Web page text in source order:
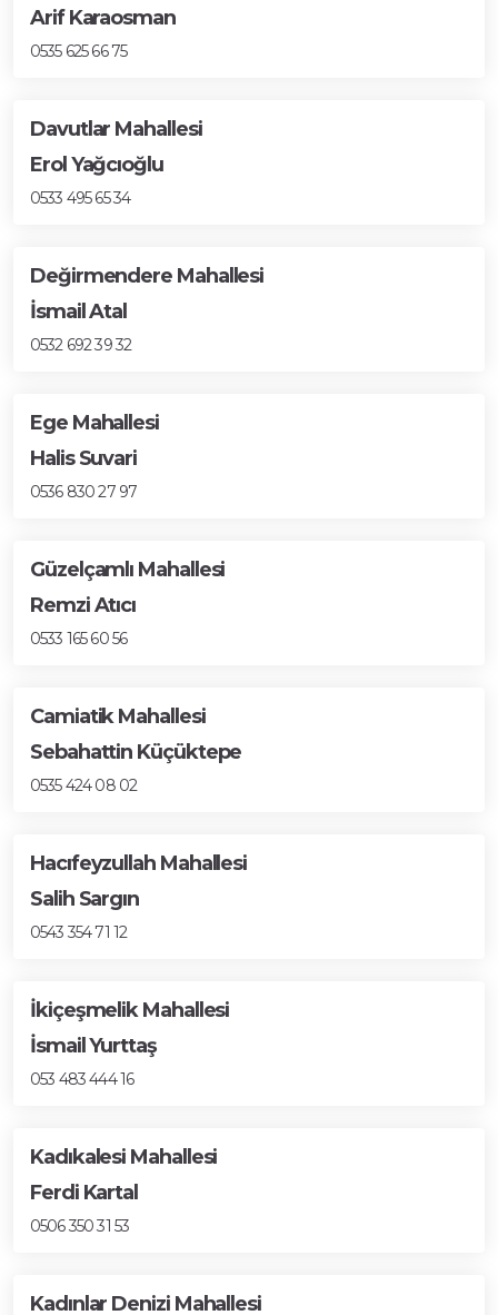
Arif Karaosman
0535 625 66 75
Davutlar Mahallesi
Erol Yağcıoğlu
0533 495 65 34
Değirmendere Mahallesi
İsmail Atal
0532 692 39 32
Ege Mahallesi
Halis Suvari
0536 830 27 97
Güzelçamlı Mahallesi
Remzi Atıcı
0533 165 60 56
Camiatik Mahallesi
Sebahattin Küçüktepe
0535 424 08 02
Hacıfeyzullah Mahallesi
Salih Sargın
0543 354 71 12
İkiçeşmelik Mahallesi
İsmail Yurttaş
053 483 444 16
Kadıkalesi Mahallesi
Ferdi Kartal
0506 350 31 53
Kadınlar Denizi Mahallesi